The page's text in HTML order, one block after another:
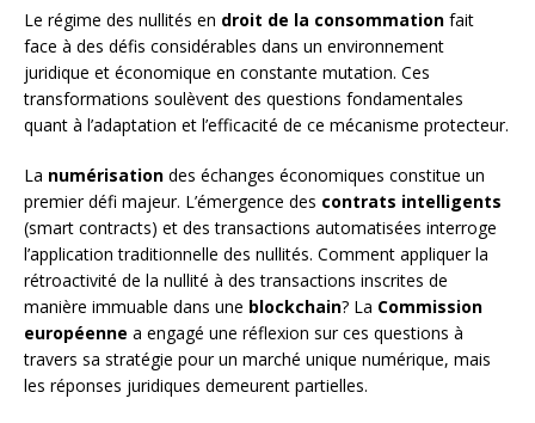
Le régime des nullités en droit de la consommation fait
face à des défis considérables dans un environnement
juridique et économique en constante mutation. Ces
transformations soulèvent des questions fondamentales
quant à l’adaptation et l’efficacité de ce mécanisme protecteur.
La numérisation des échanges économiques constitue un
premier défi majeur. L’émergence des contrats intelligents
(smart contracts) et des transactions automatisées interroge
l’application traditionnelle des nullités. Comment appliquer la
rétroactivité de la nullité à des transactions inscrites de
manière immuable dans une blockchain? La Commission
européenne a engagé une réflexion sur ces questions à
travers sa stratégie pour un marché unique numérique, mais
les réponses juridiques demeurent partielles.